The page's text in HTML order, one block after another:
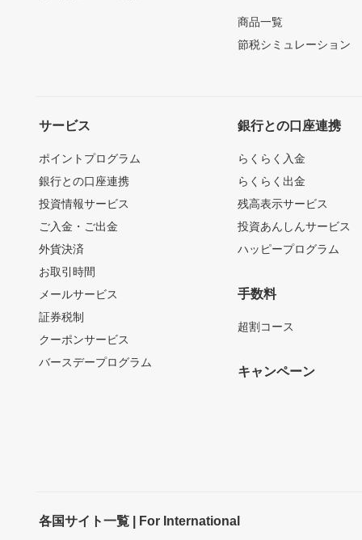
商品一覧
節税シミュレーション
サービス
ポイントプログラム
銀行との口座連携
投資情報サービス
ご入金・ご出金
外貨決済
お取引時間
メールサービス
証券税制
クーポンサービス
バースデープログラム
銀行との口座連携
らくらく入金
らくらく出金
残高表示サービス
投資あんしんサービス
ハッピープログラム
手数料
超割コース
キャンペーン
各国サイト一覧 | For International